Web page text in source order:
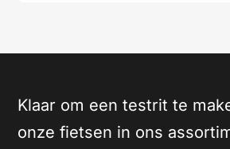
Klaar om een testrit te
onze fietsen in ons